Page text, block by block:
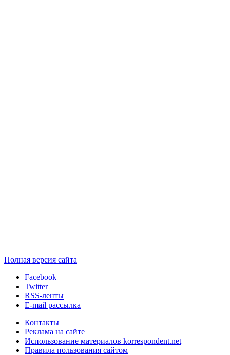
Полная версия сайта
Facebook
Twitter
RSS-ленты
E-mail рассылка
Контакты
Реклама на сайте
Использование материалов korrespondent.net
Правила пользования сайтом